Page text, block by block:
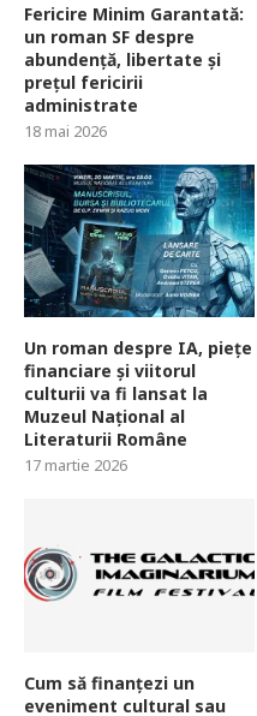
Fericire Minim Garantată:
un roman SF despre
abundență, libertate și
prețul fericirii
administrate
18 mai 2026
Un roman despre IA, piețe
financiare și viitorul
culturii va fi lansat la
Muzeul Național al
Literaturii Române
17 martie 2026
Cum să finanțezi un
eveniment cultural sau